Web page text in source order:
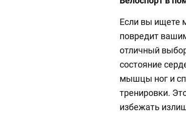
Если вы ищете
повредит
отличный
состояние
мышцы ног и
тренировки.
избежать